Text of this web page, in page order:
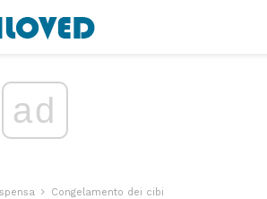
ad
Congelamento dei cibi